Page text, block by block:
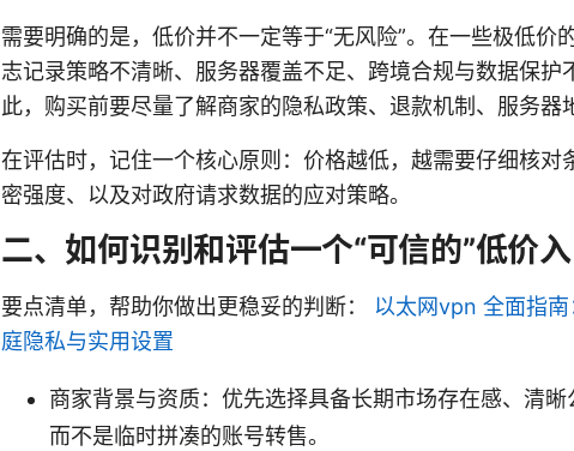
需要明确的是，低价并不一定等于“无风险”。在一些极低价
志记录策略不清晰、服务器覆盖不足、跨境合规与数据保护
此，购买前要尽量了解商家的隐私政策、退款机制、服务器
在评估时，记住一个核心原则：价格越低，越需要仔细核对
密强度、以及对政府请求数据的应对策略。
二、如何识别和评估一个“可信的”低价入
要点清单，帮助你做出更稳妥的判断： 以太网vpn 全面指
庭隐私与实用设置
商家背景与资质：优先选择具备长期市场存在感、清晰
而不是临时拼凑的账号转售。